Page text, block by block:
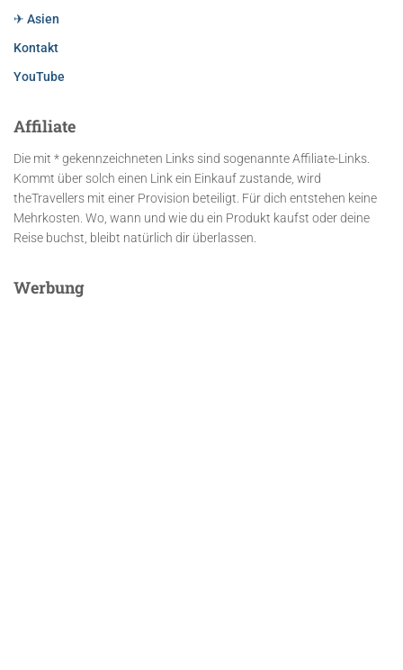
✈ Asien
Kontakt
YouTube
Affiliate
Die mit * gekennzeichneten Links sind sogenannte Affiliate-Links.
Kommt über solch einen Link ein Einkauf zustande, wird
theTravellers mit einer Provision beteiligt. Für dich entstehen keine
Mehrkosten. Wo, wann und wie du ein Produkt kaufst oder deine
Reise buchst, bleibt natürlich dir überlassen.
Werbung